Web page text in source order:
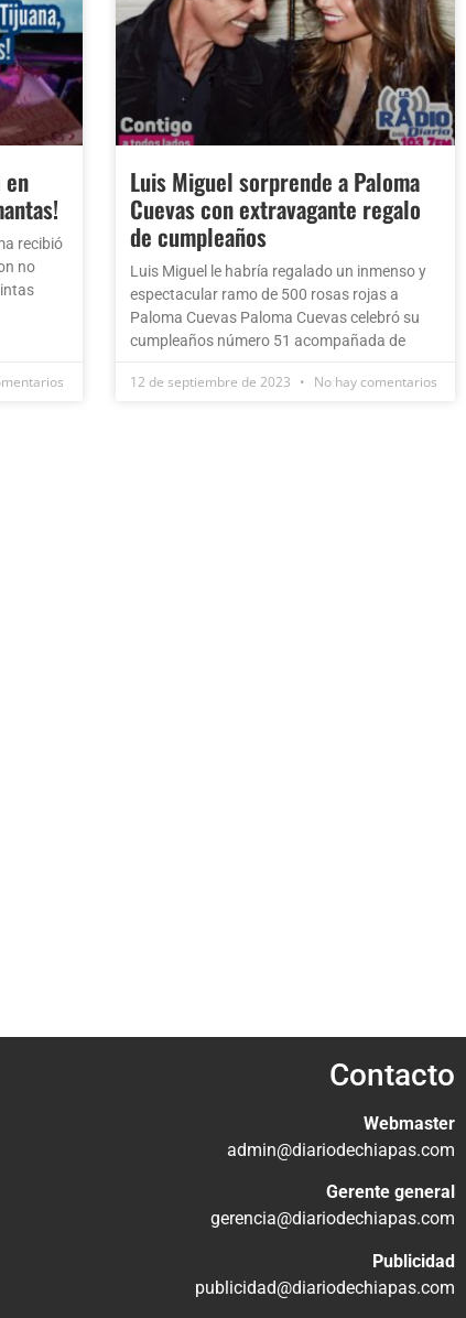
en
recibió
no
Luis Miguel sorprende a Paloma
Cuevas con extravagante regalo
de cumpleaños
Luis Miguel le habría regalado un inmenso y
espectacular ramo de 500 rosas rojas a
Paloma Cuevas Paloma Cuevas celebró su
cumpleaños número 51 acompañada de
12 de septiembre de 2023 No hay comentarios
Contacto
Webmaster
admin@diariodechiapas.com
Gerente general
gerencia@diariodechiapas.com
Publicidad
publicidad@diariodechiapas.com